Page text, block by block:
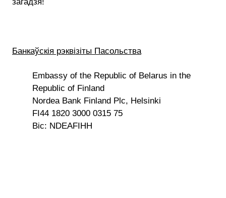
Банкаўскія рэквізіты Пасольства
Embassy of the Republic of Belarus in the
Republic of Finland
Nordea Bank Finland Plc, Helsinki
FI44 1820 3000 0315 75
Bic: NDEAFIHH